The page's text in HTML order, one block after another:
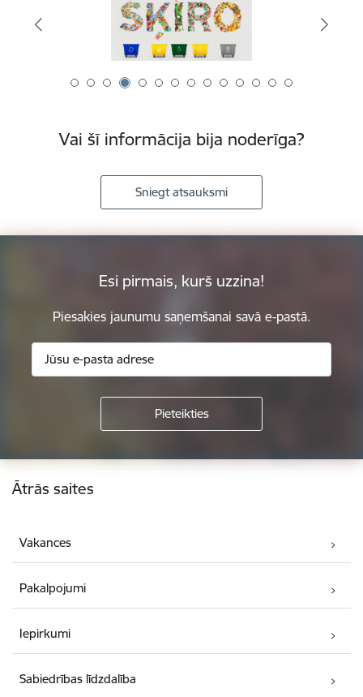
Vai šī informācija bija noderīga?
Sniegt atsauksmi
Esi pirmais, kurš uzzina!
Piesakies jaunumu saņemšanai savā e-pastā.
Kājene
Ātrās saites
Vakances
Pakalpojumi
Iepirkumi
Sabiedrības līdzdalība